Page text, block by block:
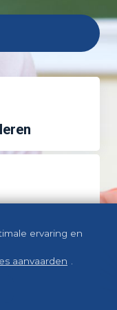
ervaring en
aanvaarden